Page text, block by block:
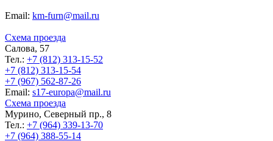
Еmail: km-furn@mail.ru
Схема проезда
Салова, 57
Тел.: +7 (812) 313-15-52
+7 (812) 313-15-54
+7 (967) 562-87-26
Еmail: s17-europa@mail.ru
Схема проезда
Мурино, Северный пр., 8
Тел.: +7 (964) 339-13-70
+7 (964) 388-55-14